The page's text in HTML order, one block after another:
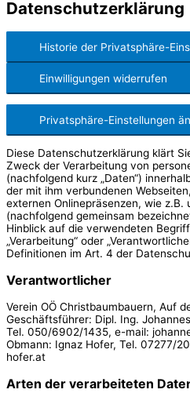
Datenschutzerklärung
Historie der Privatsphäre-
Einwilligungen widerrufen
Privatsphäre-Einstellungen
Diese Datenschutzerklärung klärt
Zweck der Verarbeitung von
(nachfolgend kurz „Daten“)
der mit ihm verbundenen
externen Onlinepräsenzen, wie
(nachfolgend gemeinsam
Hinblick auf die verwendeten
„Verarbeitung“ oder
Definitionen im Art. 4 der
Verantwortlicher
Verein OÖ Christbaumbauern, Auf
Geschäftsführer: Dipl. Ing.
Tel. 050/6902/1435, e-mail:
Obmann: Ignaz Hofer, Tel. 07277/
hofer.at
Arten der verarbeiteten